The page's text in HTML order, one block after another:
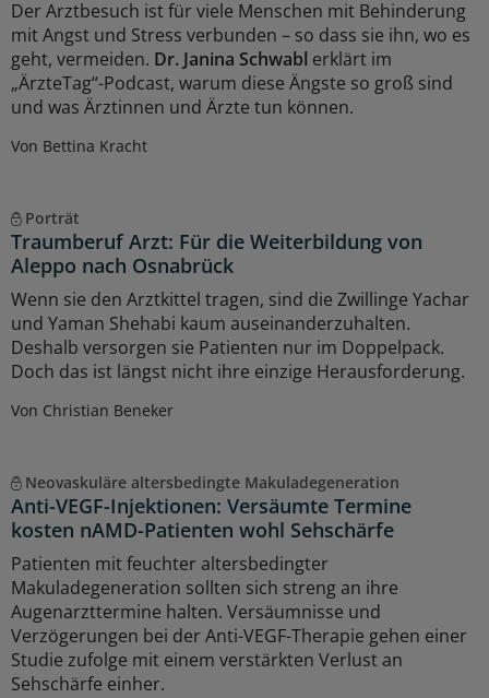
Der Arztbesuch ist für viele Menschen mit Behinderung
mit Angst und Stress verbunden – so dass sie ihn, wo es
geht, vermeiden. Dr. Janina Schwabl erklärt im
„ÄrzteTag“-Podcast, warum diese Ängste so groß sind
und was Ärztinnen und Ärzte tun können.
Von Bettina Kracht
Porträt
Traumberuf Arzt: Für die Weiterbildung von
Aleppo nach Osnabrück
Wenn sie den Arztkittel tragen, sind die Zwillinge Yachar
und Yaman Shehabi kaum auseinanderzuhalten.
Deshalb versorgen sie Patienten nur im Doppelpack.
Doch das ist längst nicht ihre einzige Herausforderung.
Von Christian Beneker
Neovaskuläre altersbedingte Makuladegeneration
Anti-VEGF-Injektionen: Versäumte Termine
kosten nAMD-Patienten wohl Sehschärfe
Patienten mit feuchter altersbedingter
Makuladegeneration sollten sich streng an ihre
Augenarzttermine halten. Versäumnisse und
Verzögerungen bei der Anti-VEGF-Therapie gehen einer
Studie zufolge mit einem verstärkten Verlust an
Sehschärfe einher.